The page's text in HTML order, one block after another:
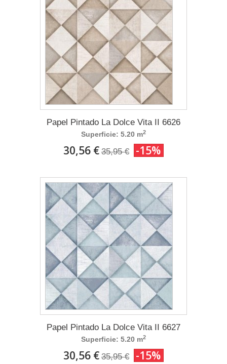
Papel Pintado La Dolce Vita II 6626
Superficie: 5.20 m2
30,56 € 35,95 € -15%
Papel Pintado La Dolce Vita II 6627
Superficie: 5.20 m2
30,56 € 35,95 € -15%